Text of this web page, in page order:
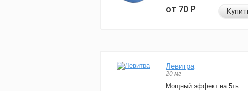
от 70Р
Левитра
20 мг
Мощный эффект на 5ть